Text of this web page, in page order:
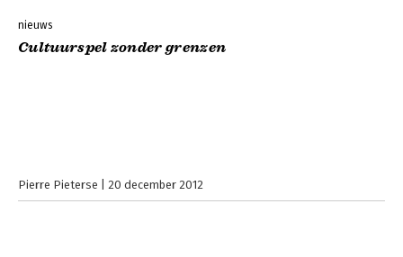
nieuws
Cultuurspel zonder grenzen
Pierre Pieterse 20 december 2012